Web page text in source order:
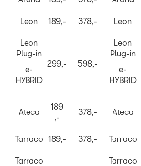
Leon 189,- 378,- Leon
Leon
Plug-in
e-
HYBRID
299,- 598,-
Leon
Plug-in
e-
HYBRID
Ateca
189
,-
378,- Ateca
Tarraco 189,- 378,- Tarraco
Tarraco
Tarraco